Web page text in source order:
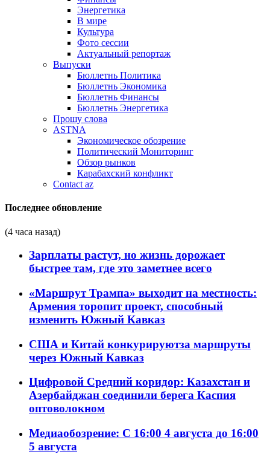
Энергетика
В мире
Культура
Фото сессии
Актуальный репортаж
Выпуски
Бюллетнь Политика
Бюллетнь Экономика
Бюллетнь Финансы
Бюллетнь Энергетика
Прошу слова
ASTNA
Экономическое обозрение
Политический Мониторинг
Обзор рынков
Карабахский конфликт
Contact az
Последнее обновление
(4 часа назад)
Зарплаты растут, но жизнь дорожает
быстрее там, где это заметнее всего
«Маршрут Трампа» выходит на местность:
Армения торопит проект, способный
изменить Южный Кавказ
США и Китай конкурируютза маршруты
через Южный Кавказ
Цифровой Средний коридор: Казахстан и
Азербайджан соединили берега Каспия
оптоволокном
Медиаобозрение: С 16:00 4 августа до 16:00
5 августа